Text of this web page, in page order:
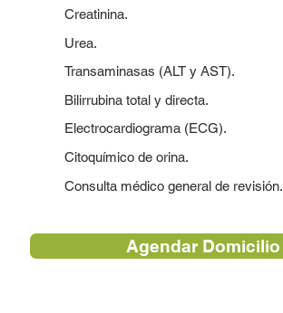
Creatinina.
Urea.
Transaminasas (ALT y AST).
Bilirrubina total y directa.
Electrocardiograma (ECG).
Citoquímico de orina.
Consulta médico general de revisión.
Agendar Domicilio